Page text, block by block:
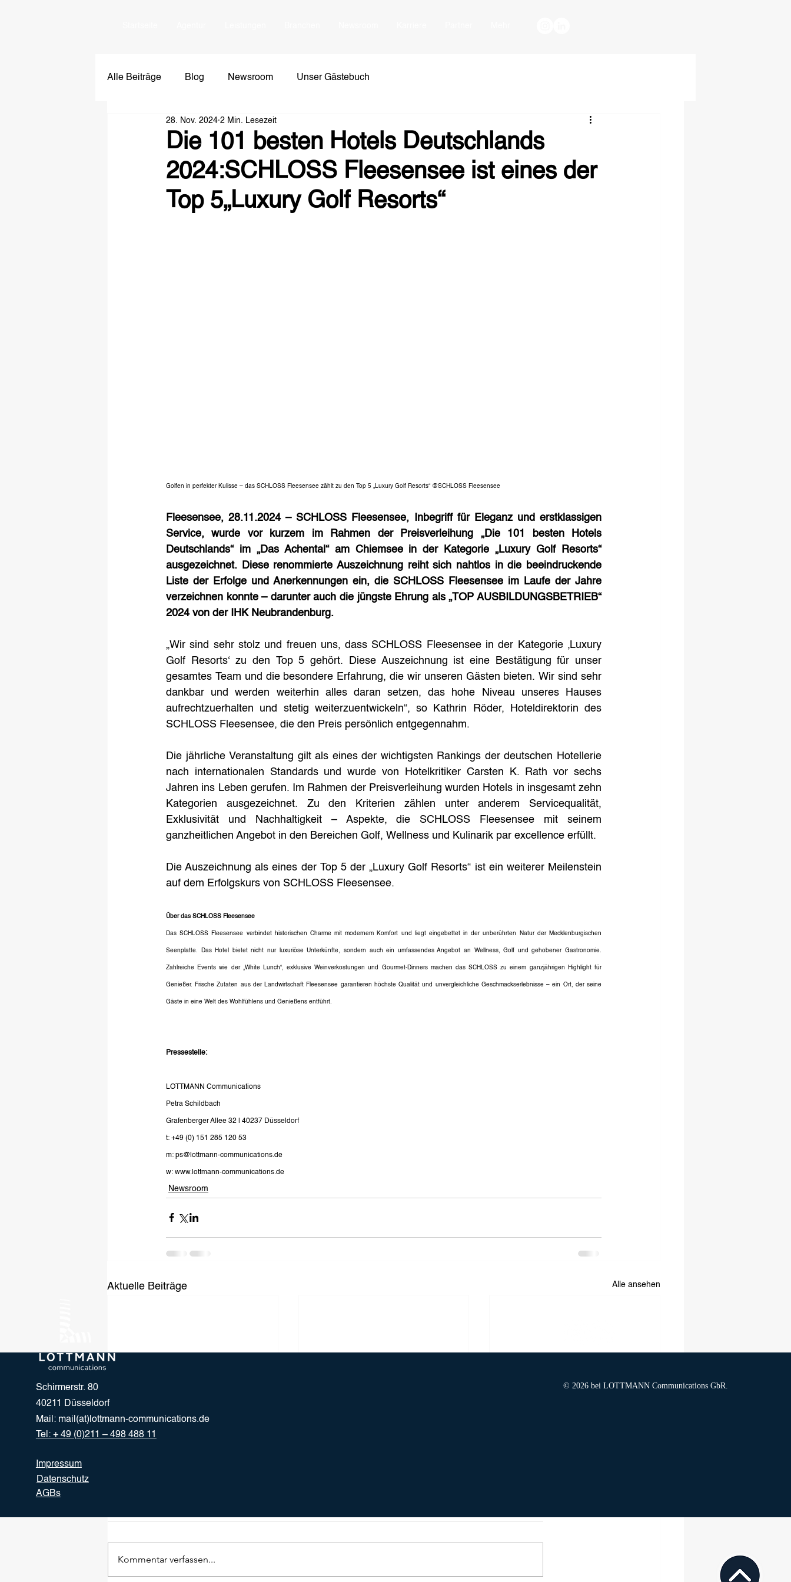
Alle Beiträge Blog Newsroom Unser Gästebuch
Die 101 besten Hotels Deutschlands
2024:SCHLOSS Fleesensee ist eines der
Top 5„Luxury Golf Resorts“
28. Nov. 2024 2 Min. Lesezeit
Golfen in perfekter Kulisse – das SCHLOSS Fleesensee zählt zu den Top 5 „Luxury Golf Resorts“ @SCHLOSS Fleesensee
Fleesensee, 28.11.2024 – SCHLOSS Fleesensee, Inbegriff für Eleganz und erstklassigen
Service, wurde vor kurzem im Rahmen der Preisverleihung „Die 101 besten Hotels
Deutschlands“ im „Das Achental“ am Chiemsee in der Kategorie „Luxury Golf Resorts“
ausgezeichnet. Diese renommierte Auszeichnung reiht sich nahtlos in die beeindruckende
Liste der Erfolge und Anerkennungen ein, die SCHLOSS Fleesensee im Laufe der Jahre
verzeichnen konnte – darunter auch die jüngste Ehrung als „TOP AUSBILDUNGSBETRIEB“
2024 von der IHK Neubrandenburg.
„Wir sind sehr stolz und freuen uns, dass SCHLOSS Fleesensee in der Kategorie ‚Luxury
Golf Resorts‘ zu den Top 5 gehört. Diese Auszeichnung ist eine Bestätigung für unser
gesamtes Team und die besondere Erfahrung, die wir unseren Gästen bieten. Wir sind sehr
dankbar und werden weiterhin alles daran setzen, das hohe Niveau unseres Hauses
aufrechtzuerhalten und stetig weiterzuentwickeln“, so Kathrin Röder, Hoteldirektorin des
SCHLOSS Fleesensee, die den Preis persönlich entgegennahm.
Die jährliche Veranstaltung gilt als eines der wichtigsten Rankings der deutschen Hotellerie
nach internationalen Standards und wurde von Hotelkritiker Carsten K. Rath vor sechs
Jahren ins Leben gerufen. Im Rahmen der Preisverleihung wurden Hotels in insgesamt zehn
Kategorien ausgezeichnet. Zu den Kriterien zählen unter anderem Servicequalität,
Exklusivität und Nachhaltigkeit – Aspekte, die SCHLOSS Fleesensee mit seinem
ganzheitlichen Angebot in den Bereichen Golf, Wellness und Kulinarik par excellence erfüllt.
Die Auszeichnung als eines der Top 5 der „Luxury Golf Resorts“ ist ein weiterer Meilenstein
auf dem Erfolgskurs von SCHLOSS Fleesensee.
Über das SCHLOSS Fleesensee
Das SCHLOSS Fleesensee verbindet historischen Charme mit modernem Komfort und liegt eingebettet in der unberührten Natur der Mecklenburgischen
Seenplatte. Das Hotel bietet nicht nur luxuriöse Unterkünfte, sondern auch ein umfassendes Angebot an Wellness, Golf und gehobener Gastronomie.
Zahlreiche Events wie der „White Lunch“, exklusive Weinverkostungen und Gourmet-Dinners machen das SCHLOSS zu einem ganzjährigen Highlight für
Genießer. Frische Zutaten aus der Landwirtschaft Fleesensee garantieren höchste Qualität und unvergleichliche Geschmackserlebnisse – ein Ort, der seine
Gäste in eine Welt des Wohlfühlens und Genießens entführt.
Pressestelle:
LOTTMANN Communications
Petra Schildbach
Grafenberger Allee 32 | 40237 Düsseldorf
t: +49 (0) 151 285 120 53
m: ps@lottmann-communications.de
w: www.lottmann-communications.de
Newsroom
Aktuelle Beiträge Alle ansehen
Kommentar verfassen...
Schirmerstr. 80
40211 Düsseldorf
Mail: mail(at)lottmann-communications.de
Tel: + 49 (0)211 – 498 488 11
Impressum
Datenschutz
AGBs
© 2026 bei LOTTMANN Communications GbR.